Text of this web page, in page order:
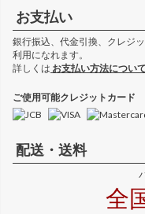
お支払い
銀行振込、代金引換、クレジ
利用になれます。
詳しくは お支払い方法について
ご使用可能クレジットカード
配送・送料
全